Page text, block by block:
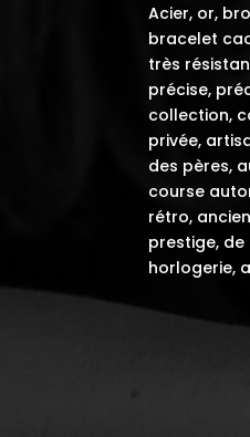
Acier, or,
bracelet
très
précise,
collection,
privée,
des pères,
course
rétro,
prestige,
horlogerie,